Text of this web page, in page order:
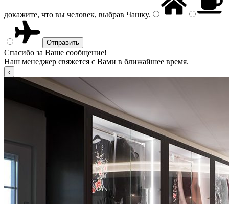
докажите, что вы человек, выбрав Чашку.
Спасибо за Ваше сообщение!
Наш менеджер свяжется с Вами в ближайшее время.